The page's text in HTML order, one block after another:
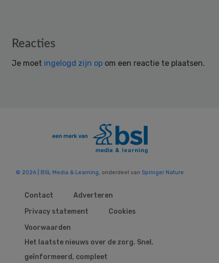
Reader
Reacties
Je moet ingelogd zijn op om een reactie te plaatsen.
© 2026 | BSL Media & Learning, onderdeel van Springer Nature
Contact
Adverteren
Privacy statement
Cookies
Voorwaarden
Het laatste nieuws over de zorg. Snel,
geïnformeerd, compleet